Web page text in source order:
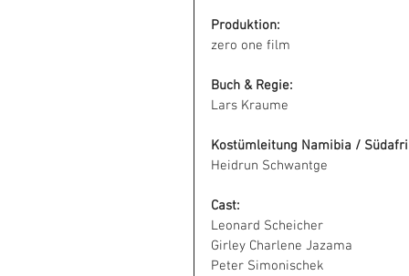
Produktion:
zero one film
Buch & Regie:
Lars Kraume
Kostümleitung Namibia /
Heidrun Schwantge
Cast:
Leonard Scheicher
Girley Charlene Jazama
Peter Simonischek